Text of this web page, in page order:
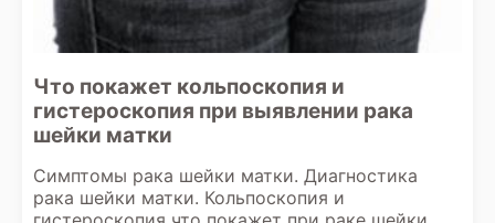
Что покажет кольпоскопия и
гистероскопия при выявлении рака
шейки матки
Симптомы рака шейки матки. Диагностика
рака шейки матки. Кольпоскопия и